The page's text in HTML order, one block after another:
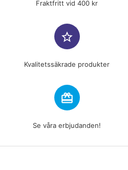
Fraktfritt vid 400 kr
star_border
Kvalitetssäkrade produkter
redeem
Se våra erbjudanden!